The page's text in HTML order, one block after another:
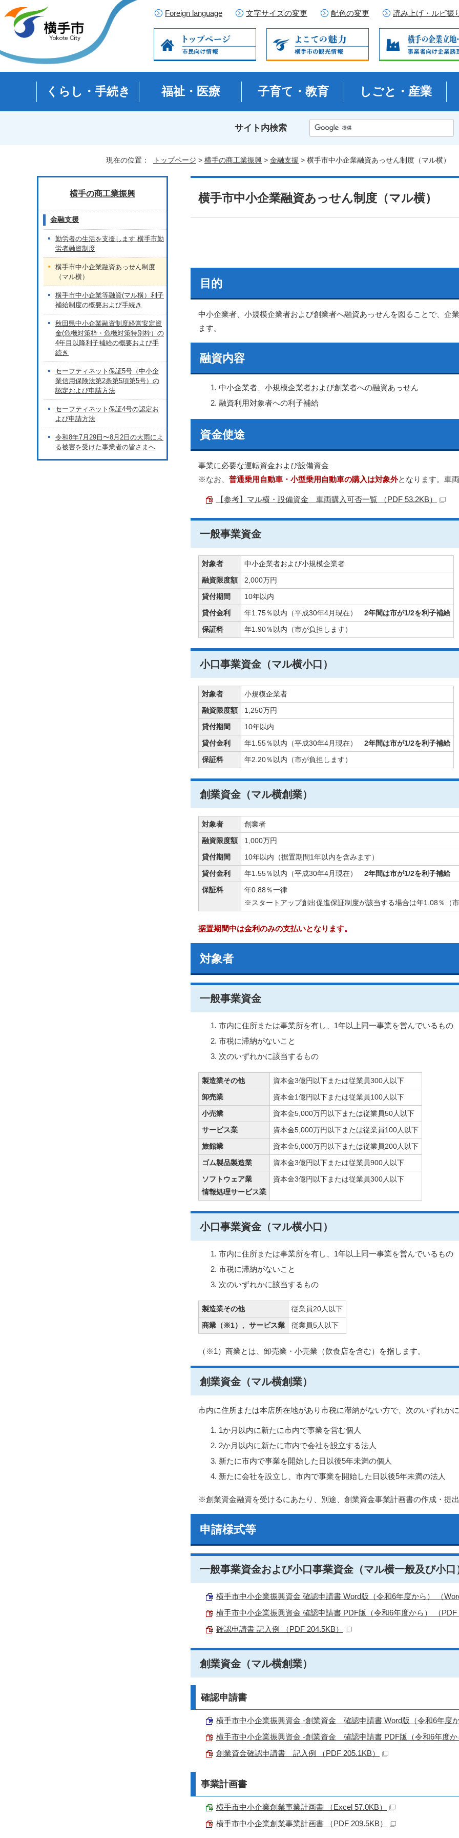
Foreign language 文字サイズの変更 配色の変更 読み上げ・ルビ振
くらし・手続き 福祉・医療 子育て・教育 しごと・産業
サイト内検索
現在の位置： トップページ > 横手の商工業振興 > 金融支援 > 横手市中小企業融資あっせん制度（マル横）
横手市中小企業融資あっせん制度（マル横）
目的
中小企業者、小規模企業者および創業者へ融資あっせんを図ることで、企
ます。
融資内容
中小企業者、小規模企業者および創業者への融資あっせん
融資利用対象者への利子補給
資金使途
事業に必要な運転資金および設備資金
※なお、 普通乗用自動車・小型乗用自動車の購入は対象外となります。車
【参考】マル横・設備資金 車両購入可否一覧 （PDF 53.2KB）
一般事業資金
対象者
中小企業者および小規模企業者
融資限度額
2,000万円
貸付期間
10年以内
貸付金利
年1.75％以内（平成30年4月現在） 2年間は市が1/2を利子補給
保証料
年1.90％以内（市が負担します）
小口事業資金（マル横小口）
対象者
小規模企業者
融資限度額
1,250万円
貸付期間
10年以内
貸付金利
年1.55％以内（平成30年4月現在） 2年間は市が1/2を利子補給
保証料
年2.20％以内（市が負担します）
創業資金（マル横創業）
対象者
創業者
融資限度額
1,000万円
貸付期間
10年以内（据置期間1年以内を含みます）
貸付金利
年1.55％以内（平成30年4月現在） 2年間は市が1/2を利子補給
保証料
年0.88％一律
※スタートアップ創出促進保証制度が該当する場合は年1.08％（市
据置期間中は金利のみの支払いとなります。
対象者
一般事業資金
市内に住所または事業所を有し、1年以上同一事業を営んでいるもの
市税に滞納がないこと
次のいずれかに該当するもの
製造業その他
資本金3億円以下または従業員300人以下
卸売業
資本金1億円以下または従業員100人以下
小売業
資本金5,000万円以下または従業員50人以下
サービス業
資本金5,000万円以下または従業員100人以下
旅館業
資本金5,000万円以下または従業員200人以下
ゴム製品製造業
資本金3億円以下または従業員900人以下
ソフトウェア業
情報処理サービス業
資本金3億円以下または従業員300人以下
小口事業資金（マル横小口）
市内に住所または事業所を有し、1年以上同一事業を営んでいるもの
市税に滞納がないこと
次のいずれかに該当するもの
製造業その他
従業員20人以下
商業 （※1） 、サービス業 従業員5人以下
（※1） 商業とは、卸売業・小売業（飲食店を含む）を指します。
創業資金（マル横創業）
市内に住所または本店所在地があり市税に滞納がない方で、次のいずれか
1か月以内に新たに市内で事業を営む個人
2か月以内に新たに市内で会社を設立する法人
新たに市内で事業を開始した日以後5年未満の個人
新たに会社を設立し、市内で事業を開始した日以後5年未満の法人
※創業資金融資を受けるにあたり、別途、創業資金事業計画書の作成・提出
申請様式等
一般事業資金および小口事業資金（マル横一般及び小口
横手市中小企業振興資金 確認申請書 Word版（令和6年度から） （
横手市中小企業振興資金 確認申請書 PDF版（令和6年度から） （PDF
確認申請書 記入例 （PDF 204.5KB）
創業資金（マル横創業）
確認申請書
横手市中小企業振興資金 -創業資金 確認申請書 Word版（令和6年度か
横手市中小企業振興資金 -創業資金 確認申請書 PDF版（令和6年度か
創業資金確認申請書 記入例 （PDF 205.1KB）
事業計画書
横手市中小企業創業事業計画書 （Excel 57.0KB）
横手市中小企業創業事業計画書 （PDF 209.5KB）
横手の商工業振興
金融支援
勤労者の生活を支援します 横手市勤
労者融資制度
横手市中小企業融資あっせん制度
（マル横）
横手市中小企業等融資(マル横）利子
補給制度の概要および手続き
秋田県中小企業融資制度経営安定資
金(危機対策枠・危機対策特別枠）の
4年目以降利子補給の概要および手
続き
セーフティネット保証5号（中小企
業信用保険法第2条第5項第5号）の
認定および申請方法
セーフティネット保証4号の認定お
よび申請方法
令和8年7月29日〜8月2日の大雨によ
る被害を受けた事業者の皆さまへ